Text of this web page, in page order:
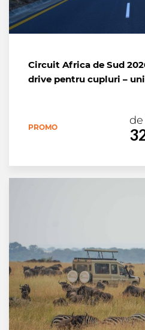
Circuit Africa de Sud
drive pentru cupluri –
PROMO
de